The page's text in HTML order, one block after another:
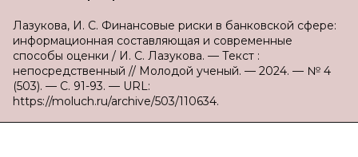
Лазукова, И. С. Финансовые риски в банковской сфере:
информационная составляющая и современные
способы оценки / И. С. Лазукова. — Текст :
непосредственный // Молодой ученый. — 2024. — № 4
(503). — С. 91-93. — URL:
https://moluch.ru/archive/503/110634.